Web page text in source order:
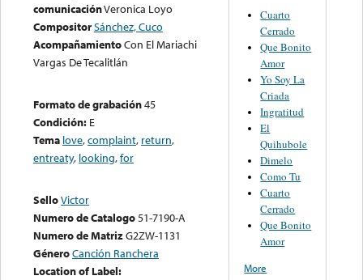
comunicaciónVeronica Loyo
CompositorSánchez, Cuco
AcompañamientoCon El Mariachi
Vargas De Tecalitlán
Formato de grabación45
Condición: E
Tema love,complaint, return,
entreaty, looking,for
SelloVictor
Numero de Catalogo51-7190-A
Numero de MatrizG2ZW-1131
GéneroCanción Ranchera
Location of Label:
Cuarto
Cerrado
Que Bonito
Amor
Yo Soy La
Criada
Ingratitud
El
Quihubole
Dimelo
Como Tu
Cuarto
Cerrado
Que Bonito
Amor
More